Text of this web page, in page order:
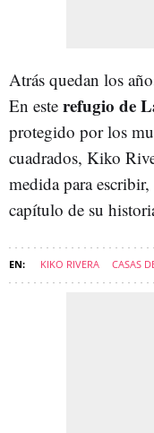
Atrás quedan los
En este refugio de
protegido por los
cuadrados, Kiko
medida para
capítulo de su
KIKO RIVERA CASAS